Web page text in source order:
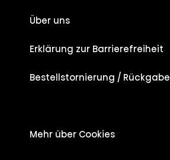
Über uns
Erklärung zur Barrierefreiheit
Bestellstornierung / Rückgabe
Mehr über Cookies